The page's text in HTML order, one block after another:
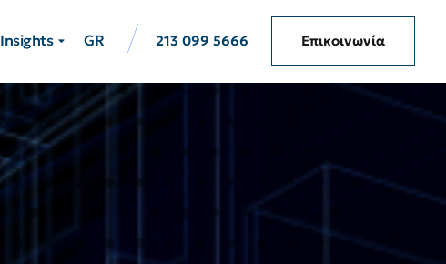
Insights GR 213 099 5666 Επικοινωνία